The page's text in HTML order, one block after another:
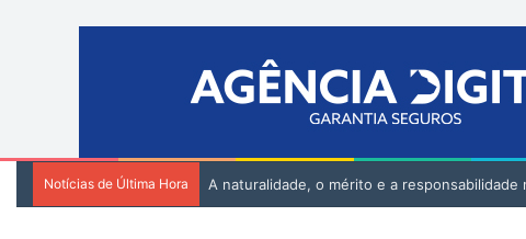
Notícias de Última Hora A naturalidade, o mérito e a responsabilidade